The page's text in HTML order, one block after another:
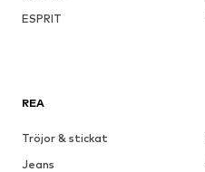
ESPRIT
REA
Tröjor & stickat
Jeans